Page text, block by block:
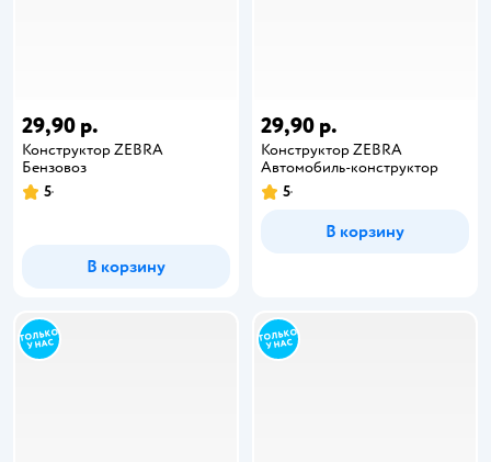
29,90 р.
Конструктор ZEBRA
Бензовоз
5
В корзину
29,90 р.
Конструктор ZEBRA
Автомобиль-конструктор
5
В корзину